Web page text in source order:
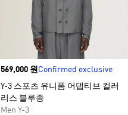
Price
569,000 원Confirmed exclusive
Y-3 스포츠 유니폼 어댑티브 컬러
리스 블루종
Men Y-3